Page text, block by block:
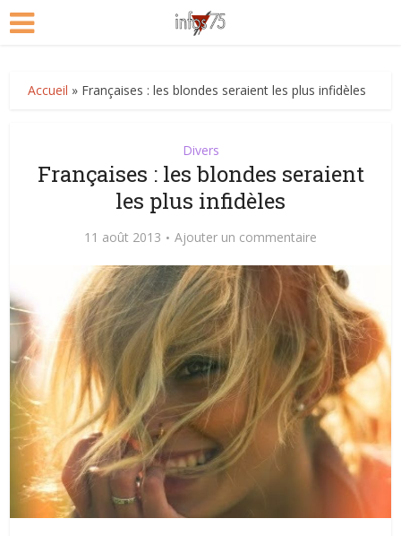
Accueil » Françaises : les blondes seraient les plus infidèles
Divers
Françaises : les blondes seraient
les plus infidèles
11 août 2013 Ajouter un commentaire